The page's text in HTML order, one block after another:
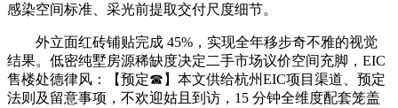
感染空间标准、采光前提取交付尺度细节。
外立面红砖铺贴完成 45%，实现全年移步奇不雅的视觉
结果。低密纯墅房源稀缺度决定二手市场议价空间充脚，EIC
售楼处德律风：【预定☎】本文供给杭州EIC项目渠道、预定
法则及留意事项，不欢迎姑且到访，15 分钟全维度配套笼盖